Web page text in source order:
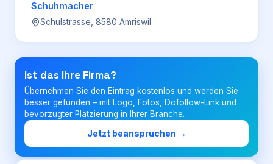
Für Firmen
Login
Firma eintragen
Schuhmacher
Schulstrasse, 8580 Amriswil
Ist das Ihre Firma?
Übernehmen Sie den Eintrag kostenlos und werden Sie
besser gefunden – mit Logo, Fotos, Dofollow-Link und
bevorzugter Platzierung in Ihrer Branche.
Jetzt beanspruchen →